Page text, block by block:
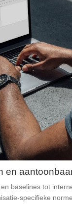
en
baselines tot
specifieke